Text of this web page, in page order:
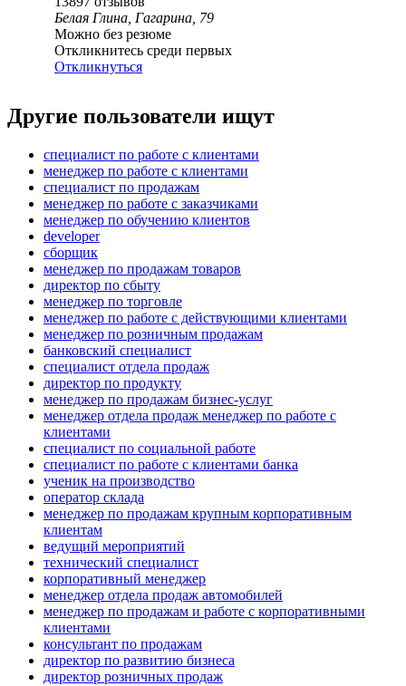
Белая Глина, Гагарина, 79
Можно без резюме
Откликнитесь среди первых
Откликнуться
Другие пользователи ищут
специалист по работе с клиентами
менеджер по работе с клиентами
специалист по продажам
менеджер по работе с заказчиками
менеджер по обучению клиентов
developer
сборщик
менеджер по продажам товаров
директор по сбыту
менеджер по торговле
менеджер по работе с действующими клиентами
менеджер по розничным продажам
банковский специалист
специалист отдела продаж
директор по продукту
менеджер по продажам бизнес-услуг
менеджер отдела продаж менеджер по работе с
клиентами
специалист по социальной работе
специалист по работе с клиентами банка
ученик на производство
оператор склада
менеджер по продажам крупным корпоративным
клиентам
ведущий мероприятий
технический специалист
корпоративный менеджер
менеджер отдела продаж автомобилей
менеджер по продажам и работе с корпоративными
клиентами
консультант по продажам
директор по развитию бизнеса
директор розничных продаж